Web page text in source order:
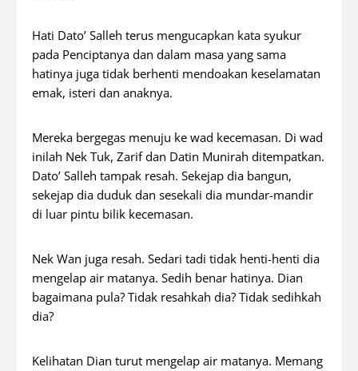
Hati Dato’ Salleh terus mengucapkan kata syukur
pada Penciptanya dan dalam masa yang sama
hatinya juga tidak berhenti mendoakan keselamatan
emak, isteri dan anaknya.
Mereka bergegas menuju ke wad kecemasan. Di wad
inilah Nek Tuk, Zarif dan Datin Munirah ditempatkan.
Dato’ Salleh tampak resah. Sekejap dia bangun,
sekejap dia duduk dan sesekali dia mundar-mandir
di luar pintu bilik kecemasan.
Nek Wan juga resah. Sedari tadi tidak henti-henti dia
mengelap air matanya. Sedih benar hatinya. Dian
bagaimana pula? Tidak resahkah dia? Tidak sedihkah
dia?
Kelihatan Dian turut mengelap air matanya. Memang